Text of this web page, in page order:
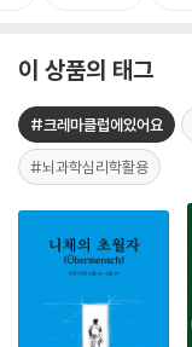
이 상품의 태그
#크레마클럽에있어요
#뇌과학심리학활용